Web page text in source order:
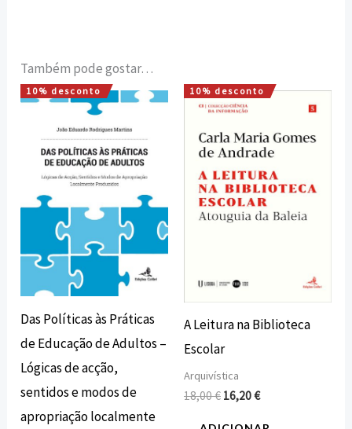
Também pode gostar…
10% desconto
Das Políticas às Práticas
de Educação de Adultos –
Lógicas de acção,
sentidos e modos de
apropriação localmente
O
preço
original
era:
20,00 €.
O
preço
atual
é:
18,00 €.
10% desconto
A Leitura na Biblioteca
Escolar
Arquivística
18,00€
O
preço
era:
18,00 €.
16,20€
O
é:
16,20 €.